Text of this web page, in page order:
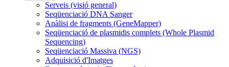
Serveis (visió general)
Seqüenciació DNA Sanger
Anàlisi de fragments (GeneMapper)
Seqüenciació de plasmidis complets (Whole Plasmid
Sequencing)
Seqüenciació Massiva (NGS)
Adquisició d'Imatges